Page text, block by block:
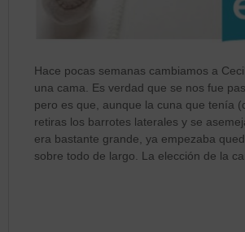
Hace pocas semanas cambiamos a
una cama. Es verdad que se nos fue
pero es que, aunque la cuna que tenía
retiras los barrotes laterales y se
era bastante grande, ya empezaba
sobre todo de largo. La elección de la